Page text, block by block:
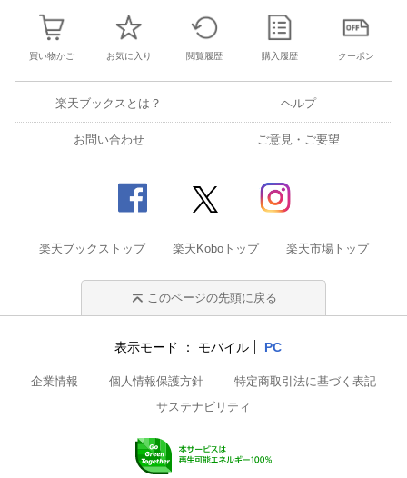
買い物かご お気に入り 閲覧履歴 購入履歴 クーポン
楽天ブックスとは？ ヘルプ
お問い合わせ ご意見・ご要望
楽天ブックストップ 楽天Koboトップ 楽天市場トップ
このページの先頭に戻る
表示モード モバイル PC
企業情報 個人情報保護方針
特定商取引法に基づく表記
サステナビリティ